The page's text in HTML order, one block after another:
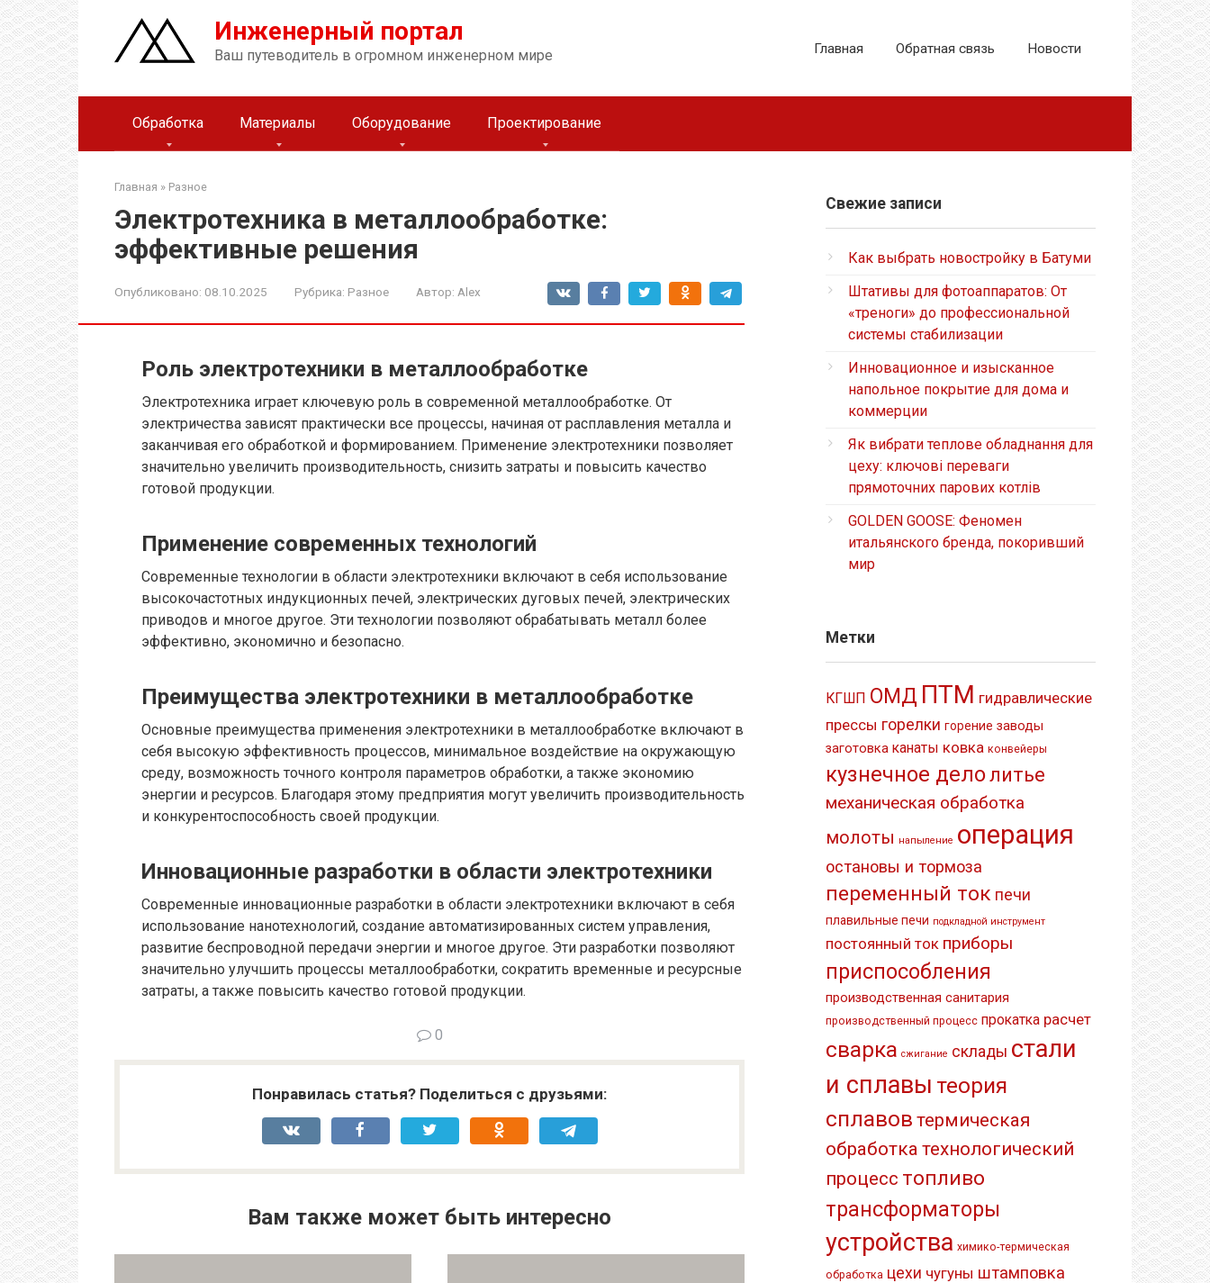
Перейти
к
контенту
Инженерный портал
Ваш путеводитель в огромном инженерном мире Главная Обратная связь Новости
Обработка Материалы Оборудование Проектирование
Главная » Разное
Электротехника в металлообработке:
эффективные решения
Опубликовано: 08.10.2025 Рубрика: Разное Автор: Alex
Роль электротехники в металлообработке
Электротехника играет ключевую роль в современной металлообработке. От
электричества зависят практически все процессы, начиная от расплавления металла и
заканчивая его обработкой и формированием. Применение электротехники позволяет
значительно увеличить производительность, снизить затраты и повысить качество
готовой продукции.
Применение современных технологий
Современные технологии в области электротехники включают в себя использование
высокочастотных индукционных печей, электрических дуговых печей, электрических
приводов и многое другое. Эти технологии позволяют обрабатывать металл более
эффективно, экономично и безопасно.
Преимущества электротехники в металлообработке
Основные преимущества применения электротехники в металлообработке включают в
себя высокую эффективность процессов, минимальное воздействие на окружающую
среду, возможность точного контроля параметров обработки, а также экономию
энергии и ресурсов. Благодаря этому предприятия могут увеличить производительность
и конкурентоспособность своей продукции.
Инновационные разработки в области электротехники
Современные инновационные разработки в области электротехники включают в себя
использование нанотехнологий, создание автоматизированных систем управления,
развитие беспроводной передачи энергии и многое другое. Эти разработки позволяют
значительно улучшить процессы металлообработки, сократить временные и ресурсные
затраты, а также повысить качество готовой продукции.
0
Понравилась статья? Поделиться с друзьями:
Вам также может быть интересно
Свежие записи
Как выбрать новостройку в Батуми
Штативы для фотоаппаратов: От
«треноги» до профессиональной
системы стабилизации
Инновационное и изысканное
напольное покрытие для дома и
коммерции
Як вибрати теплове обладнання для
цеху: ключові переваги
прямоточних парових котлів
GOLDEN GOOSE: Феномен
итальянского бренда, покоривший
мир
Метки
КГШП ОМД ПТМ гидравлические
прессы горелки горение заводы
заготовка канаты ковка конвейеры
кузнечное делолитье
механическая обработка
молоты напыление операция
остановы и тормоза
переменный ток печи
плавильные печи подкладной инструмент
постоянный ток приборы
приспособления
производственная санитария
производственный процесс прокатка расчет
сварка сжигание склады стали
и сплавы теория
сплавов термическая
обработка технологический
процесс топливо
трансформаторы
устройства химико-термическая
обработка цехи чугуны штамповка